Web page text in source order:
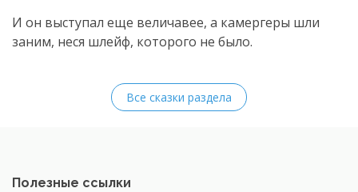
И он выступал еще величавее, а камергеры шли
заним, неся шлейф, которого не было.
Все сказки раздела
Полезные ссылки